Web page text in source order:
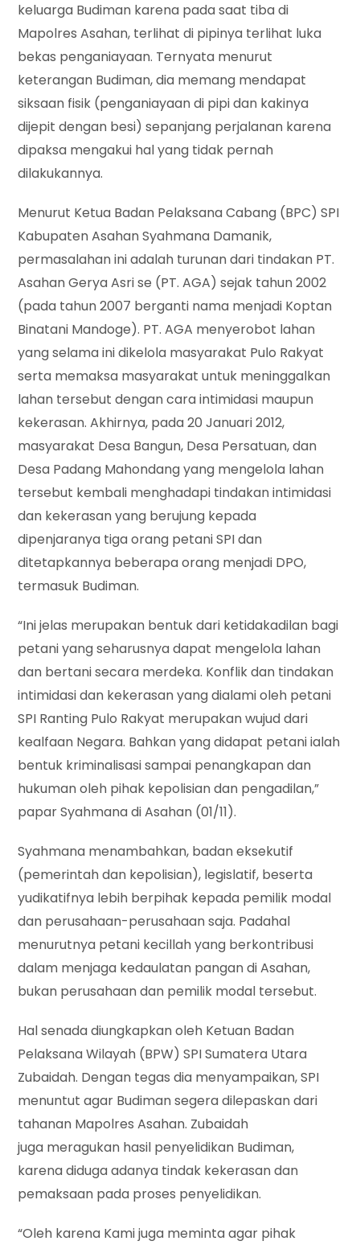
keluarga Budiman karena pada saat tiba di
Mapolres Asahan, terlihat di pipinya terlihat luka
bekas penganiayaan. Ternyata menurut
keterangan Budiman, dia memang mendapat
siksaan fisik (penganiayaan di pipi dan kakinya
dijepit dengan besi) sepanjang perjalanan karena
dipaksa mengakui hal yang tidak pernah
dilakukannya.
Menurut Ketua Badan Pelaksana Cabang (BPC) SPI
Kabupaten Asahan Syahmana Damanik,
permasalahan ini adalah turunan dari tindakan PT.
Asahan Gerya Asri se (PT. AGA) sejak tahun 2002
(pada tahun 2007 berganti nama menjadi Koptan
Binatani Mandoge). PT. AGA menyerobot lahan
yang selama ini dikelola masyarakat Pulo Rakyat
serta memaksa masyarakat untuk meninggalkan
lahan tersebut dengan cara intimidasi maupun
kekerasan. Akhirnya, pada 20 Januari 2012,
masyarakat Desa Bangun, Desa Persatuan, dan
Desa Padang Mahondang yang mengelola lahan
tersebut kembali menghadapi tindakan intimidasi
dan kekerasan yang berujung kepada
dipenjaranya tiga orang petani SPI dan
ditetapkannya beberapa orang menjadi DPO,
termasuk Budiman.
“Ini jelas merupakan bentuk dari ketidakadilan bagi
petani yang seharusnya dapat mengelola lahan
dan bertani secara merdeka. Konflik dan tindakan
intimidasi dan kekerasan yang dialami oleh petani
SPI Ranting Pulo Rakyat merupakan wujud dari
kealfaan Negara. Bahkan yang didapat petani ialah
bentuk kriminalisasi sampai penangkapan dan
hukuman oleh pihak kepolisian dan pengadilan,”
papar Syahmana di Asahan (01/11).
Syahmana menambahkan, badan eksekutif
(pemerintah dan kepolisian), legislatif, beserta
yudikatifnya lebih berpihak kepada pemilik modal
dan perusahaan-perusahaan saja. Padahal
menurutnya petani kecillah yang berkontribusi
dalam menjaga kedaulatan pangan di Asahan,
bukan perusahaan dan pemilik modal tersebut.
Hal senada diungkapkan oleh Ketuan Badan
Pelaksana Wilayah (BPW) SPI Sumatera Utara
Zubaidah. Dengan tegas dia menyampaikan, SPI
menuntut agar Budiman segera dilepaskan dari
tahanan Mapolres Asahan. Zubaidah
juga meragukan hasil penyelidikan Budiman,
karena diduga adanya tindak kekerasan dan
pemaksaan pada proses penyelidikan.
“Oleh karena Kami juga meminta agar pihak